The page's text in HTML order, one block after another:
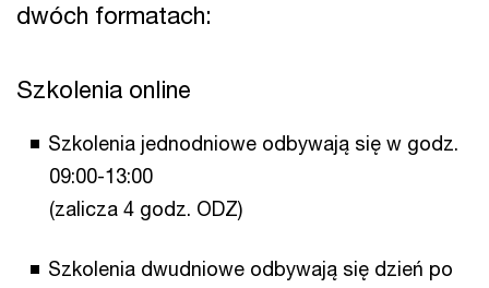
dwóch formatach:
Szkolenia online
Szkolenia jednodniowe odbywają się w godz.
09:00-13:00
(zalicza 4 godz. ODZ)
Szkolenia dwudniowe odbywają się dzień po